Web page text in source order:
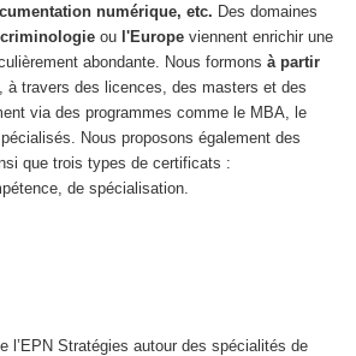
numérique, etc. Des domaines
criminologie ou l'Europe viennent enrichir une
abondante. Nous formons à partir
, à travers des licences, des masters et des
via des programmes comme le MBA, le
Nous proposons également des
que trois types de certificats :
de spécialisation.
l’EPN Stratégies autour des spécialités de